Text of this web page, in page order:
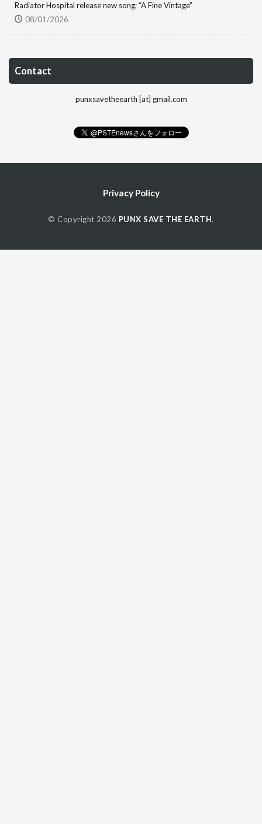
Radiator Hospital release new song; “A Fine Vintage”
08/01/2026
Contact
punxsavetheearth [at] gmail.com
Privacy Policy
© Copyright 2026 PUNX SAVE THE EARTH.